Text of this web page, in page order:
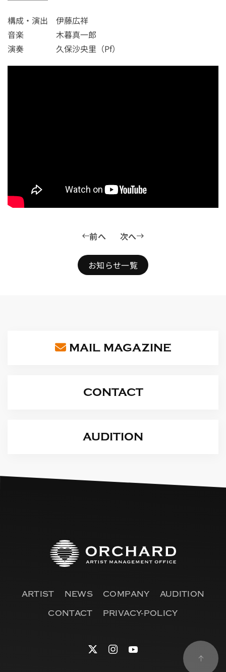
構成・演出 伊藤広祥
音楽 木暮真一郎
演奏 久保沙央里（Pf）
前へ 次へ
お知らせ一覧
MAIL MAGAZINE
CONTACT
AUDITION
ARTIST NEWS COMPANY AUDITION
CONTACT PRIVACY-POLICY